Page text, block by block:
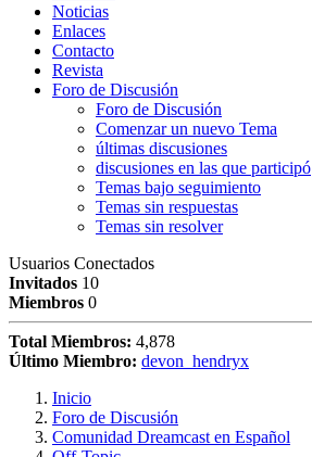
Noticias
Enlaces
Contacto
Revista
Foro de Discusión
Foro de Discusión
Comenzar un nuevo Tema
últimas discusiones
discusiones en las que participó
Temas bajo seguimiento
Temas sin respuestas
Temas sin resolver
Usuarios Conectados
Invitados 10
Miembros 0
Total Miembros: 4,878
Último Miembro: devon_hendryx
Inicio
Foro de Discusión
Comunidad Dreamcast en Español